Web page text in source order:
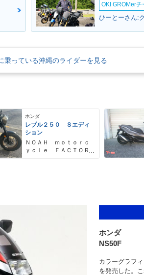
OKI GROMerチ
ひーとーさん:
乗っている沖縄のライダーを見る
ホンダ
レブル２５０ Ｓエディ
ション
ＮＯＡＨ ｍｏｔｏｒｃ
ｙｃｌｅ ＦＡＣＴＯＲ
ホンダ
NS50F
カラーグラフ
を発売した。